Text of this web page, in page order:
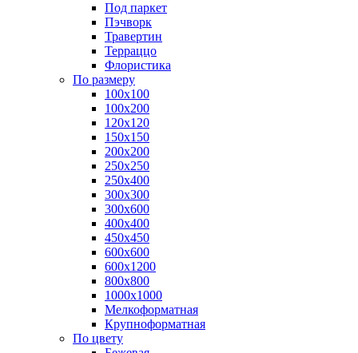
Под паркет
Пэчворк
Травертин
Терраццо
Флористика
По размеру
100х100
100х200
120х120
150х150
200х200
250х250
250х400
300х300
300х600
400х400
450х450
600х600
600х1200
800х800
1000х1000
Мелкоформатная
Крупноформатная
По цвету